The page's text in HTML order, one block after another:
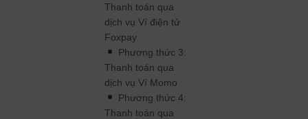
Thanh toán qua
dịch vụ Ví điện tử
Foxpay
Phương thức 3:
Thanh toán qua
dịch vụ Ví Momo
Phương thức 4:
Thanh toán qua